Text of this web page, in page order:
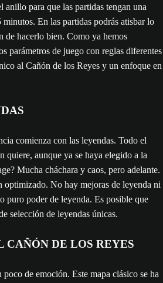
anillo para que las partidas tengan una
En las partidas podrás atisbar lo
de hacerlo bien. Como ya hemos
parámetros de juego con reglas diferentes
al Cañón de los Reyes y un enfoque en
comienza con las leyendas. Todo el
quiere, aunque ya se haya elegido a la
Mucha cháchara y caos, pero adelante.
optimizado. No hay mejoras de leyenda ni
puro poder de leyenda. Es posible que
selección de leyendas únicas.
CAÑÓN DE LOS REYES
de emoción. Este mapa clásico se ha